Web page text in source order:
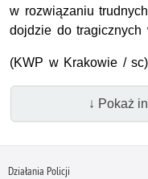
w rozwiązaniu
dojdzie do tragicznych
(KWP w Krakowie / sc)
↓ Pokaż
Działania Policji